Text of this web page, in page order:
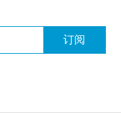
订阅